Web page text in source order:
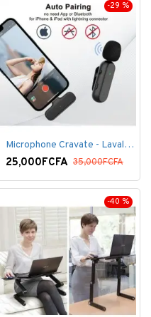
-29 %
Microphone Cravate - Lavalier pour smartphone, enregistrement vidéo YouTube Live Stream K60 For Type
25,000FCFA 35,000FCFA
-40 %